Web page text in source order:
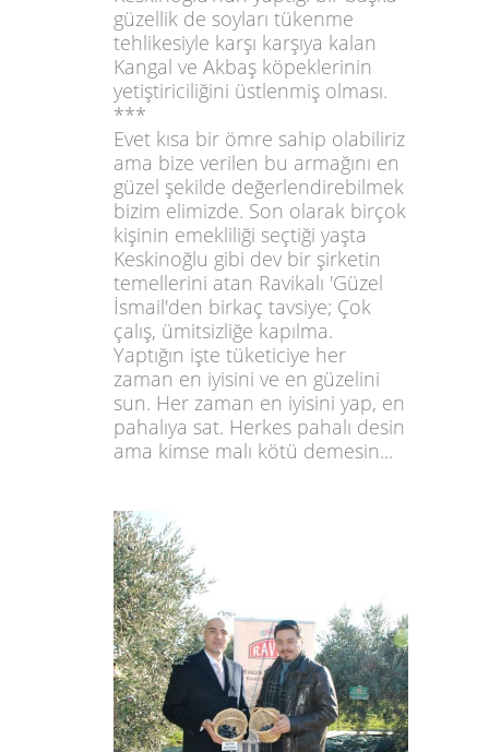
güzellik de soyları tükenme
tehlikesiyle karşı karşıya kalan
Kangal ve Akbaş köpeklerinin
yetiştiriciliğini üstlenmiş olması.
***
Evet kısa bir ömre sahip olabiliriz
ama bize verilen bu armağını en
güzel şekilde değerlendirebilmek
bizim elimizde. Son olarak birçok
kişinin emekliliği seçtiği yaşta
Keskinoğlu gibi dev bir şirketin
temellerini atan Ravikalı 'Güzel
İsmail'den birkaç tavsiye; Çok
çalış, ümitsizliğe kapılma.
Yaptığın işte tüketiciye her
zaman en iyisini ve en güzelini
sun. Her zaman en iyisini yap, en
pahalıya sat. Herkes pahalı desin
ama kimse malı kötü demesin...